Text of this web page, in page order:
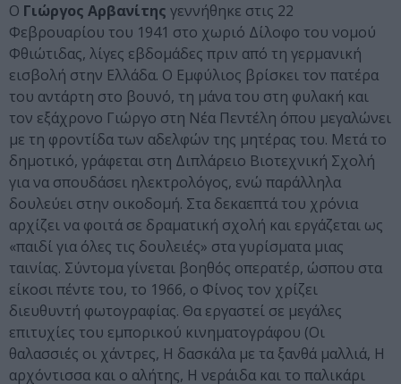
Ο Γιώργος Αρβανίτης γεννήθηκε στις 22
Φεβρουαρίου του 1941 στο χωριό Δίλοφο του νομού
Φθιώτιδας, λίγες εβδομάδες πριν από τη γερμανική
εισβολή στην Ελλάδα. Ο Εμφύλιος βρίσκει τον πατέρα
του αντάρτη στο βουνό, τη μάνα του στη φυλακή και
τον εξάχρονο Γιώργο στη Νέα Πεντέλη όπου μεγαλώνει
με τη φροντίδα των αδελφών της μητέρας του. Μετά το
δημοτικό, γράφεται στη Διπλάρειο Βιοτεχνική Σχολή
για να σπουδάσει ηλεκτρολόγος, ενώ παράλληλα
δουλεύει στην οικοδομή. Στα δεκαεπτά του χρόνια
αρχίζει να φοιτά σε δραματική σχολή και εργάζεται ως
«παιδί για όλες τις δουλειές» στα γυρίσματα μιας
ταινίας. Σύντομα γίνεται βοηθός οπερατέρ, ώσπου στα
είκοσι πέντε του, το 1966, ο Φίνος τον χρίζει
διευθυντή φωτογραφίας. Θα εργαστεί σε μεγάλες
επιτυχίες του εμπορικού κινηματογράφου (Οι
θαλασσιές οι χάντρες, Η δασκάλα με τα ξανθά μαλλιά, Η
αρχόντισσα και ο αλήτης, Η νεράιδα και το παλικάρι